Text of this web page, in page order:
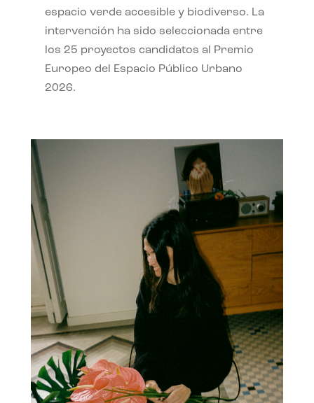
espacio verde accesible y biodiverso. La
intervención ha sido seleccionada entre
los 25 proyectos candidatos al Premio
Europeo del Espacio Público Urbano
2026.